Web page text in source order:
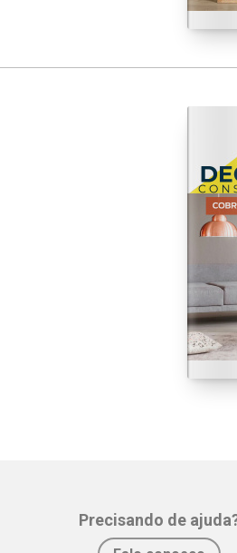
Precisando de